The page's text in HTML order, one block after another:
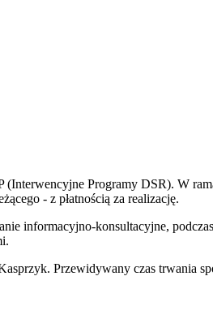
Programy DSR). W
- z płatnością za realizację.
informacyjno-konsultacyjne,
Przewidywany czas trwania